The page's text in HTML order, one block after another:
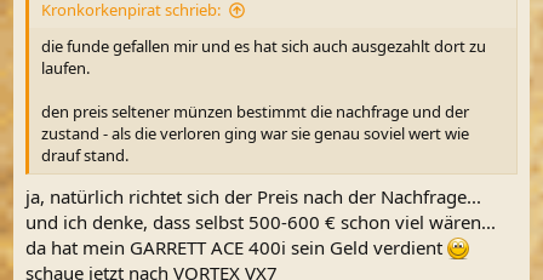
Kronkorkenpirat schrieb:
die funde gefallen mir und es hat sich auch ausgezahlt dort zu
laufen.
den preis seltener münzen bestimmt die nachfrage und der
zustand - als die verloren ging war sie genau soviel wert wie
drauf stand.
ja, natürlich richtet sich der Preis nach der Nachfrage...
und ich denke, dass selbst 500-600 € schon viel wären...
da hat mein GARRETT ACE 400i sein Geld verdient
schaue jetzt nach VORTEX VX7